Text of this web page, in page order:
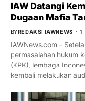
IAW Datangi
Dugaan Mafia
BYREDAKSI IAWNEWS 1
IAWNews.com –
permasalahan hukum
(KPK), lembaga
kembali melakukan